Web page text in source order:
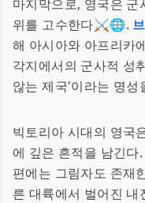
마지막으로, 영국은 군
위를 고수한다⚔️🌐.
해 아시아와 아프리카
각지에서의 군사적 성
않는 제국'이라는 명성
빅토리아 시대의 영국
에 깊은 흔적을 남긴다
편에는 그림자도 존재
른 대륙에서 벌어진